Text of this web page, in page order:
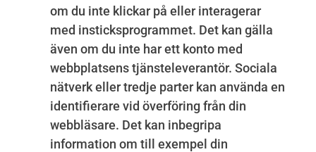
om du inte klickar på eller interagerar
med insticksprogrammet. Det kan gälla
även om du inte har ett konto med
webbplatsens tjänsteleverantör. Sociala
nätverk eller tredje parter kan använda en
identifierare vid överföring från din
webbläsare. Det kan inbegripa
information om till exempel din